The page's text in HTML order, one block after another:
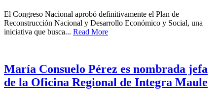
El Congreso Nacional aprobó definitivamente el Plan de
Reconstrucción Nacional y Desarrollo Económico y Social, una
iniciativa que busca... Read More
María Consuelo Pérez es nombrada jefa
de la Oficina Regional de Integra Maule